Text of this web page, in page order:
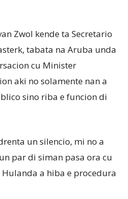
Zwol kende ta Secretario
tabata na Aruba unda
cu Minister
aki no solamente nan a
sino riba e funcion di
un silencio, mi no a
par di siman pasa ora cu
a hiba e procedura